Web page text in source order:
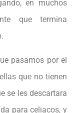
en muchos
que termina
pasamos por el
que no tienen
se les descartara
para celiacos, y